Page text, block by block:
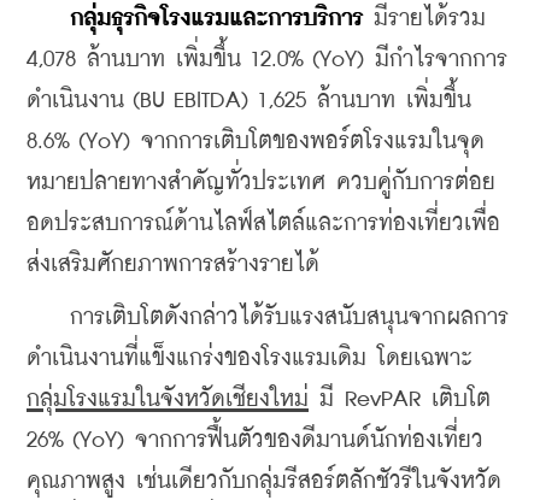
กลุ่มธุรกิจโรงแรมและการบริการ มีรายได้รวม
4,078 ล้านบาท เพิ่มขึ้น 12.0% (YoY) มีกำไรจากการ
ดำเนินงาน (BU EBITDA) 1,625 ล้านบาท เพิ่มขึ้น
8.6% (YoY) จากการเติบโตของพอร์ตโรงแรมในจุด
หมายปลายทางสำคัญทั่วประเทศ ควบคู่กับการต่อย
อดประสบการณ์ด้านไลฟ์สไตล์และการท่องเที่ยวเพื่อ
ส่งเสริมศักยภาพการสร้างรายได้
การเติบโตดังกล่าวได้รับแรงสนับสนุนจากผลการ
กลุ่มโรงแรมในจังหวัดเชียงใหม่ มี RevPAR เติบโต
26% (YoY) จากการฟื้นตัวของดีมานด์นักท่องเที่ยว
คุณภาพสูง เช่นเดียวกับกลุ่มรีสอร์ตลักชัวรีในจังหวัด